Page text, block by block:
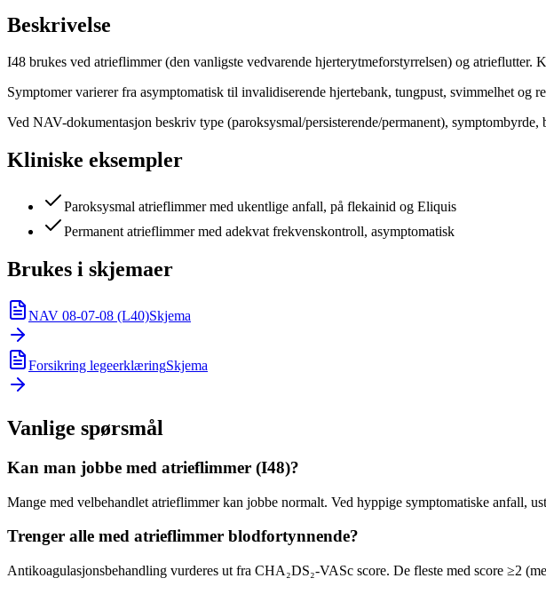
Beskrivelse
I48 brukes ved atrieflimmer (den vanligste vedvarende hjerterytmeforstyrrelsen) og atrieflutter.
Symptomer varierer fra asymptomatisk til invalidiserende hjertebank, tungpust, svimmelhet og
Ved NAV-dokumentasjon beskriv type (paroksysmal/persisterende/permanent),
Kliniske eksempler
Paroksysmal atrieflimmer med ukentlige anfall, på flekainid og Eliquis
Permanent atrieflimmer med adekvat frekvenskontroll, asymptomatisk
Brukes i skjemaer
NAV 08-07-08 (L40)Skjema
Forsikring legeerklæringSkjema
Vanlige spørsmål
Kan man jobbe med atrieflimmer (I48)?
Mange med velbehandlet atrieflimmer kan jobbe normalt. Ved hyppige symptomatiske
Trenger alle med atrieflimmer blodfortynnende?
Antikoagulasjonsbehandling vurderes ut fra CHA₂DS₂-VASc score. De fleste med score ≥2